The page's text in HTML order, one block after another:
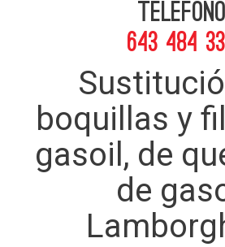
telefono
643 484
boquillas y
gasoil, de
de